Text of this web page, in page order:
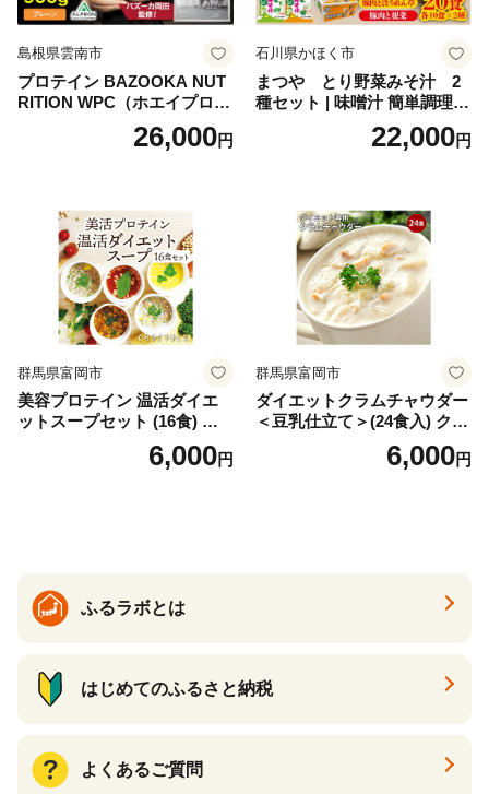
島根県雲南市
プロテイン BAZOOKA NUT
RITION WPC（ホエイプロテ
イン）＜プレーン＞ 900g｜
バズーカ岡田監修・植物由来
ロン [AIEN005]
26,000円
石川県かほく市
まつや とり野菜みそ汁 2
種セット | 味噌汁 簡単調理
お味噌 おみそ みそ とり野菜
時短料理 時短ごはん ご当地
22,000円
群馬県富岡市
美容プロテイン 温活ダイエ
ットスープセット (16食) 小
分け スープ 食べ比べ セット
詰合せ クラムチャウダー チ
6,000円
群馬県富岡市
ダイエットクラムチャウダー
＜豆乳仕立て＞(24食入) クラ
ムチャウダー 豆乳 ダイエッ
ト スープ プロテイン たんぱ
6,000円
ふるラボとは
はじめてのふるさと納税
よくあるご質問